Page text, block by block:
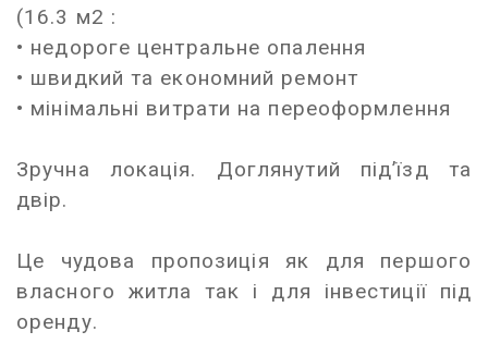
(16.3 м2 :
• недороге центральне опалення
• швидкий та економний ремонт
• мінімальні витрати на переоформлення
Зручна локація. Доглянутий підʼїзд та
двір.
Це чудова пропозиція як для першого
власного житла так і для інвестиції під
оренду.